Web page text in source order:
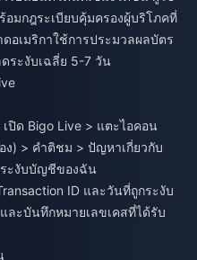
อมกฎระเบียบคุ้มครองผู้บริโภคที่
อเมริกาใช้การประมวลผลบัตร
ระงับเฉลี่ย 5-7 วัน
ปิด Bigo Live > แตะไอคอน
ง) > คำติชม > ปัญหาเกี่ยวกับ
ะงับบัญชีของฉัน
ID และวันที่ถูกระงับ
ละบันทึกหมายเลขเคสที่ได้รับ